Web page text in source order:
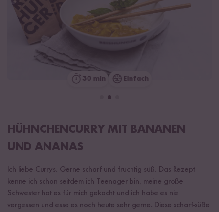
30 min Einfach
HÜHNCHENCURRY MIT BANANEN
UND ANANAS
Ich liebe Currys. Gerne scharf und fruchtig süß. Das Rezept
kenne ich schon seitdem ich Teenager bin, meine große
Schwester hat es für mich gekocht und ich habe es nie
vergessen und esse es noch heute sehr gerne. Diese scharf-süße